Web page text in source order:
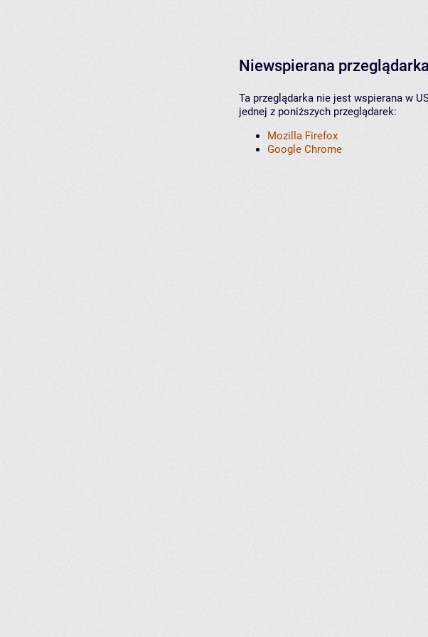
Niewspierana przeglądarka
Ta przeglądarka nie jest wspierana w
jednej z poniższych przeglądarek:
Mozilla Firefox
Google Chrome